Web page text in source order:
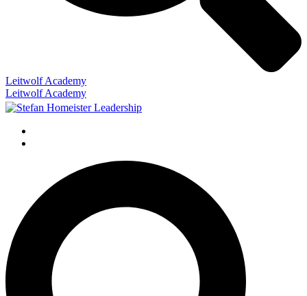
Leitwolf Academy
Leitwolf Academy